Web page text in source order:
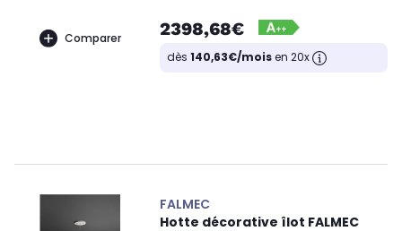
Comparer 2398,68€
dès 140,63€/moisen 20x
FALMEC
Hotte décorative îlot FALMEC